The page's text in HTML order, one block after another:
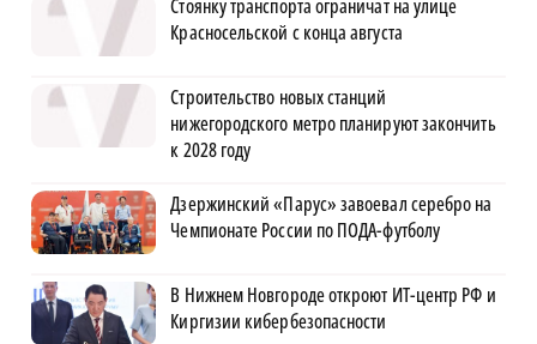
Стоянку транспорта ограничат на улице
Красносельской с конца августа
Строительство новых станций
нижегородского метро планируют закончить
к 2028 году
Дзержинский «Парус» завоевал серебро на
Чемпионате России по ПОДА-футболу
В Нижнем Новгороде откроют ИТ-центр РФ и
Киргизии кибербезопасности